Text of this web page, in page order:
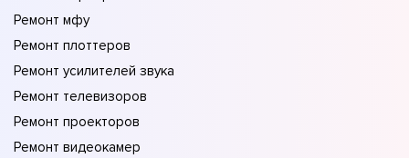
Ремонт мфу
Ремонт плоттеров
Ремонт усилителей звука
Ремонт телевизоров
Ремонт проекторов
Ремонт видеокамер